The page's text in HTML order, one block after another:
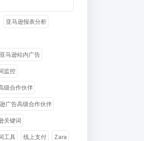
亚马逊报表分析
马逊站内广告
监控
级合作伙伴
广告高级合作伙伴
关键词
工具 线上支付 Zara